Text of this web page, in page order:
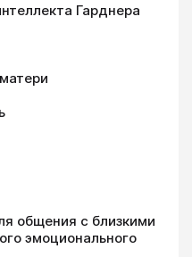
Гарднера
общения с близкими
эмоционального